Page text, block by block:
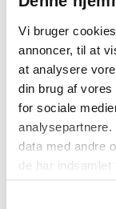
Vi bruger
annoncer, til at
at analysere
din brug af
for sociale
data med andre
de har indsamlet
En
klorhexidin og
Anvendelse:
Skyl munden i
brug.
OBS!
(NLS/SLS), som